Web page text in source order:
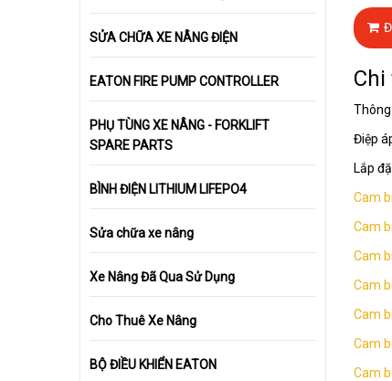
Điệp
Lắp
Cam
Cam
Cam
Cam
Cam
Cam
Cam
SỬA CHỮA XE NÂNG ĐIỆN
EATON FIRE PUMP CONTROLLER
PHỤ TÙNG XE NÂNG - FORKLIFT
SPARE PARTS
BÌNH ĐIỆN LITHIUM LIFEPO4
Sửa chữa xe nâng
Xe Nâng Đã Qua Sử Dụng
Cho Thuê Xe Nâng
BỘ ĐIỀU KHIỂN EATON